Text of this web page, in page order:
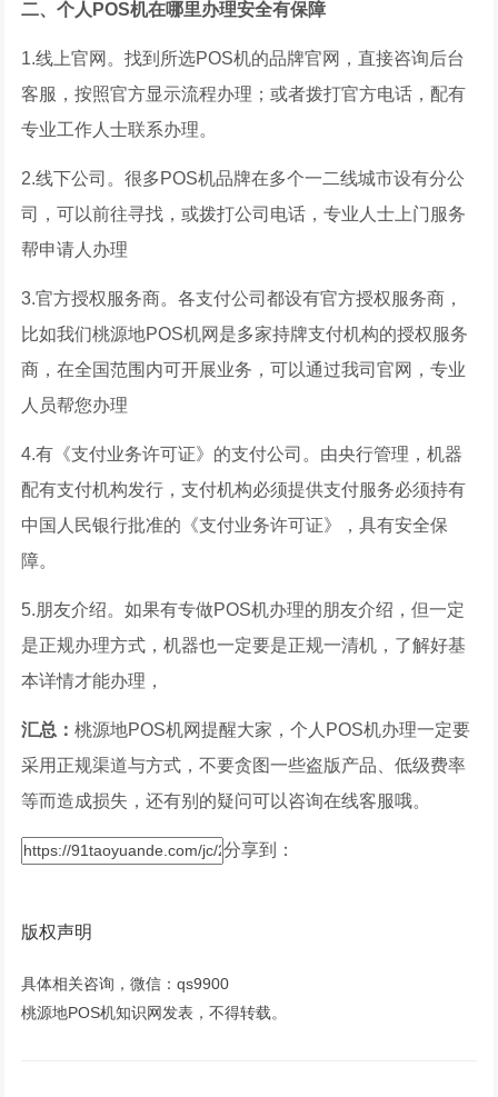
二、个人POS机在哪里办理安全有保障
1.线上官网。找到所选POS机的品牌官网，直接咨询后台
客服，按照官方显示流程办理；或者拨打官方电话，配有
专业工作人士联系办理。
2.线下公司。很多POS机品牌在多个一二线城市设有分公
司，可以前往寻找，或拨打公司电话，专业人士上门服务
帮申请人办理
3.官方授权服务商。各支付公司都设有官方授权服务商，
比如我们桃源地POS机网是多家持牌支付机构的授权服务
商，在全国范围内可开展业务，可以通过我司官网，专业
人员帮您办理
4.有《支付业务许可证》的支付公司。由央行管理，机器
配有支付机构发行，支付机构必须提供支付服务必须持有
中国人民银行批准的《支付业务许可证》，具有安全保
障。
5.朋友介绍。如果有专做POS机办理的朋友介绍，但一定
是正规办理方式，机器也一定要是正规一清机，了解好基
本详情才能办理，
汇总：桃源地POS机网提醒大家，个人POS机办理一定要
采用正规渠道与方式，不要贪图一些盗版产品、低级费率
等而造成损失，还有别的疑问可以咨询在线客服哦。
分享到：
版权声明
具体相关咨询，微信：qs9900
桃源地POS机知识网发表，不得转载。